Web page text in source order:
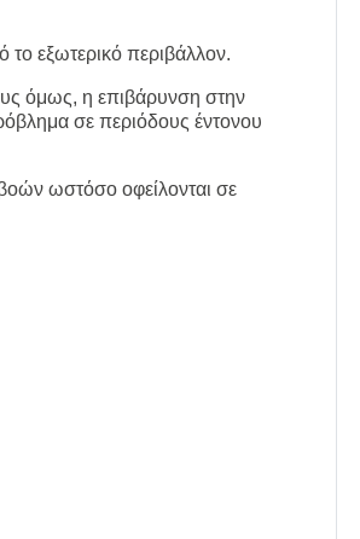
εξωτερικό περιβάλλον.
όμως, η επιβάρυνση στην
σε περιόδους έντονου
ωστόσο οφείλονται σε